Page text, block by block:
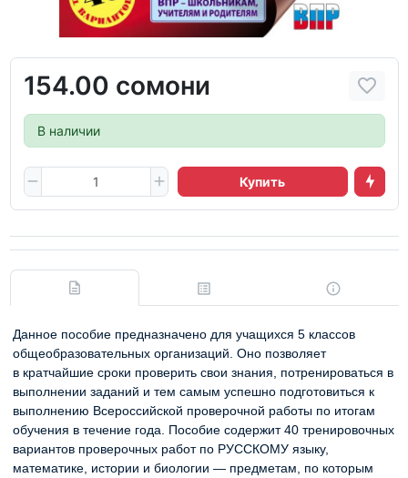
154.00 сомони
В наличии
Купить
Данное пособие предназначено для учащихся 5 классов
общеобразовательных организаций. Оно позволяет
в кратчайшие сроки проверить свои знания, потренироваться в
выполнении заданий и тем самым успешно подготовиться к
выполнению Всероссийской проверочной работы по итогам
обучения в течение года. Пособие содержит 40 тренировочных
вариантов проверочных работ по РУССКОМУ языку,
математике, истории и биологии — предметам, по которым